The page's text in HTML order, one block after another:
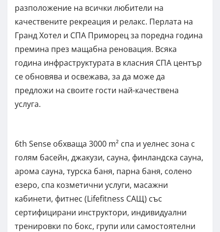
разположение на всички любители на
качествените рекреация и релакс. Перлата на
Гранд Хотел и СПА Приморец за поредна година
премина през мащабна реновация. Всяка
година инфраструктурата в класния СПА център
се обновява и освежава, за да може да
предложи на своите гости най-качествена
услуга.
6th Sense обхваща 3000 m² спа и уелнес зона с
голям басейн, джакузи, сауна, финландска сауна,
арома сауна, турска баня, парна баня, солено
езеро, спа козметични услуги, масажни
кабинети, фитнес (Lifefitness САЩ) със
сертифицирани инструктори, индивидуални
тренировки по бокс, групи или самостоятелни